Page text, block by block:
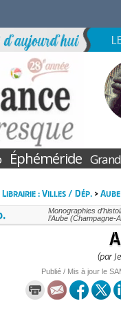
Éphéméride
Librairie : Villes / Dép.>
Monographies
l’Aube (Champagne-
(par
Publié / Mis à jour le